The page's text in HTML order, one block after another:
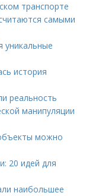
транспорте
самыми
уникальные
история
реальность
манипуляции
можно
20 идей для
наибольшее